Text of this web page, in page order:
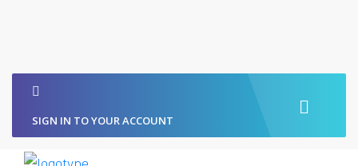
SIGN IN TO YOUR ACCOUNT